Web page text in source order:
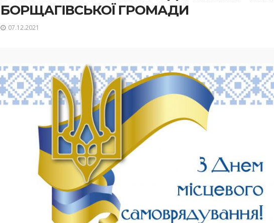
БОРЩАГІВСЬКОЇ ГРОМАДИ
07.12.2021